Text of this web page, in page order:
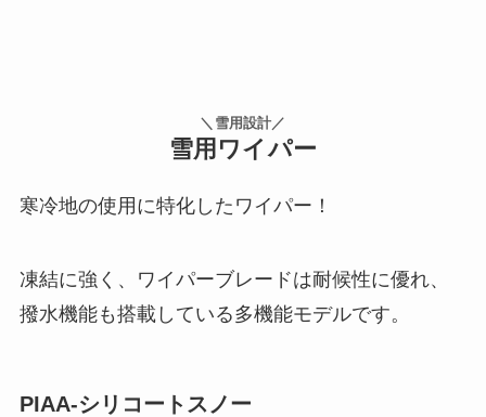
＼雪用設計／
雪用ワイパー
寒冷地の使用に特化したワイパー！
凍結に強く、ワイパーブレードは耐候性に優れ、
撥水機能も搭載している多機能モデルです。
PIAA-シリコートスノー